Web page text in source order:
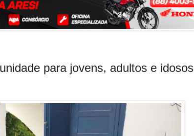
para jovens, adultos e idosos